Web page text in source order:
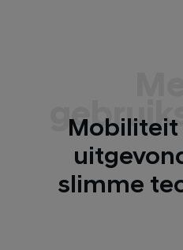
slimme